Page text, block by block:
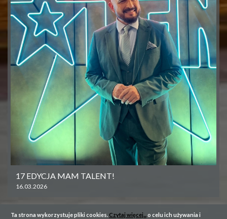
17 EDYCJA MAM TALENT!
16.03.2026
Ta strona wykorzystuje pliki cookies. Czytaj więcej...o celu ich używania i